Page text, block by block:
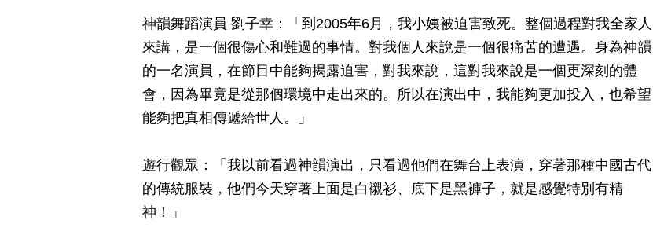
神韻舞蹈演員 劉子幸：「到2005年6月，我小姨被迫害致死。整個過程對我全家人
來講，是一個很傷心和難過的事情。對我個人來說是一個很痛苦的遭遇。身為神韻
的一名演員，在節目中能夠揭露迫害，對我來說，這對我來說是一個更深刻的體
會，因為畢竟是從那個環境中走出來的。所以在演出中，我能夠更加投入，也希望
能夠把真相傳遞給世人。」
遊行觀眾：「我以前看過神韻演出，只看過他們在舞台上表演，穿著那種中國古代
的傳統服裝，他們今天穿著上面是白襯衫、底下是黑褲子，就是感覺特別有精
神！」